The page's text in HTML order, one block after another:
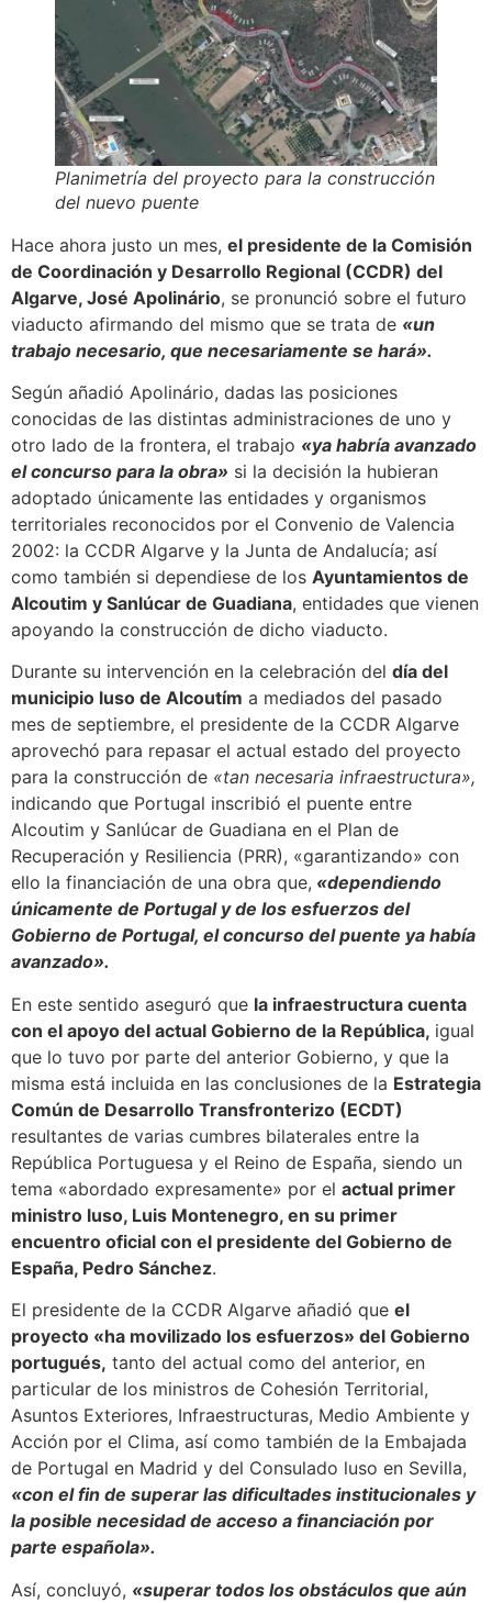
Planimetría del proyecto para la construcción
del nuevo puente
Hace ahora justo un mes, el presidente de la Comisión
de Coordinación y Desarrollo Regional (CCDR) del
Algarve, José Apolinário, se pronunció sobre el futuro
viaducto afirmando del mismo que se trata de «un
trabajo necesario, que necesariamente se hará».
Según añadió Apolinário, dadas las posiciones
conocidas de las distintas administraciones de uno y
otro lado de la frontera, el trabajo «ya habría avanzado
el concurso para la obra» si la decisión la hubieran
adoptado únicamente las entidades y organismos
territoriales reconocidos por el Convenio de Valencia
2002: la CCDR Algarve y la Junta de Andalucía; así
como también si dependiese de los Ayuntamientos de
Alcoutim y Sanlúcar de Guadiana, entidades que vienen
apoyando la construcción de dicho viaducto.
Durante su intervención en la celebración del día del
municipio luso de Alcoutím a mediados del pasado
mes de septiembre, el presidente de la CCDR Algarve
aprovechó para repasar el actual estado del proyecto
para la construcción de «tan necesaria infraestructura»,
indicando que Portugal inscribió el puente entre
Alcoutim y Sanlúcar de Guadiana en el Plan de
Recuperación y Resiliencia (PRR), «garantizando» con
ello la financiación de una obra que, «dependiendo
únicamente de Portugal y de los esfuerzos del
Gobierno de Portugal, el concurso del puente ya había
avanzado».
En este sentido aseguró que la infraestructura cuenta
con el apoyo del actual Gobierno de la República, igual
que lo tuvo por parte del anterior Gobierno, y que la
misma está incluida en las conclusiones de la Estrategia
Común de Desarrollo Transfronterizo (ECDT)
resultantes de varias cumbres bilaterales entre la
República Portuguesa y el Reino de España, siendo un
tema «abordado expresamente» por el actual primer
ministro luso, Luis Montenegro, en su primer
encuentro oficial con el presidente del Gobierno de
España, Pedro Sánchez.
El presidente de la CCDR Algarve añadió que el
proyecto «ha movilizado los esfuerzos» del Gobierno
portugués, tanto del actual como del anterior, en
particular de los ministros de Cohesión Territorial,
Asuntos Exteriores, Infraestructuras, Medio Ambiente y
Acción por el Clima, así como también de la Embajada
de Portugal en Madrid y del Consulado luso en Sevilla,
«con el fin de superar las dificultades institucionales y
la posible necesidad de acceso a financiación por
parte española».
Así, concluyó, «superar todos los obstáculos que aún